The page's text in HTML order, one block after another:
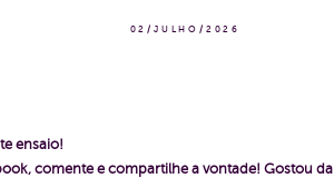
02/JULHO/2026
ensaio!
comente e compartilhe a vontade! Gostou da